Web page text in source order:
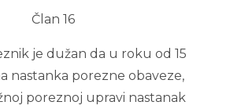
Član 16
je dužan da u roku od 15
nastanka porezne obaveze,
poreznoj upravi nastanak